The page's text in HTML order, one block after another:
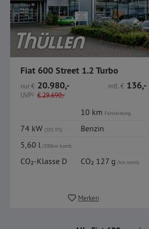
Fiat 600 Street 1.2 Turbo
nur€ 20.980,-
UVP1 €29.690,-
mtl.€ 136,-
10 km Fahrleistung
74 kW (101 PS)
Benzin
5,60 l/100km komb.
CO₂-Klasse D CO₂ 127 g/km komb.
Merken